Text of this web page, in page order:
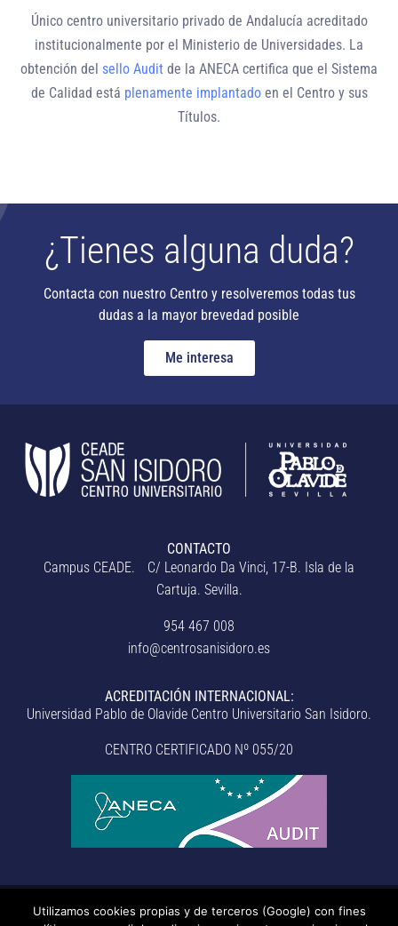
Único centro universitario privado de Andalucía acreditado
institucionalmente por el Ministerio de Universidades. La
obtención del sello Audit de la ANECA certifica que el Sistema
de Calidad está plenamente implantadoen el Centro y sus
Títulos.
¿Tienes alguna duda?
Contacta con nuestro Centro y resolveremos todas tus
dudas a la mayor brevedad posible
Me interesa
CONTACTO
Campus CEADE. C/ Leonardo Da Vinci, 17-B. Isla de la
Cartuja. Sevilla.
954 467 008
info@centrosanisidoro.es
ACREDITACIÓN INTERNACIONAL:
Universidad Pablo de Olavide Centro Universitario San Isidoro.
CENTRO CERTIFICADO Nº 055/20
Utilizamos cookies propias y de terceros (Google) con fines